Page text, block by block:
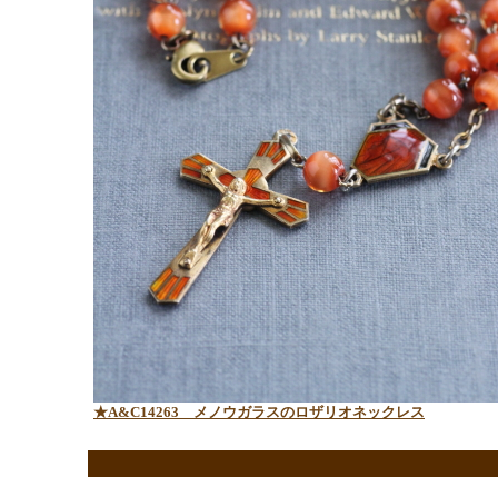
★A&C14263 メノウガラスのロザリオネックレス